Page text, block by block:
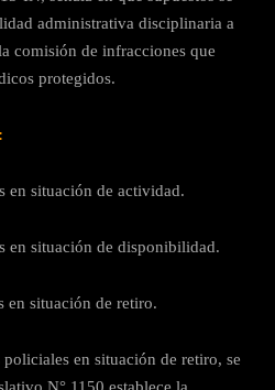
administrativa disciplinaria a
comisión de infracciones que
protegidos.
en situación de actividad.
en situación de disponibilidad.
en situación de retiro.
en situación de retiro, se